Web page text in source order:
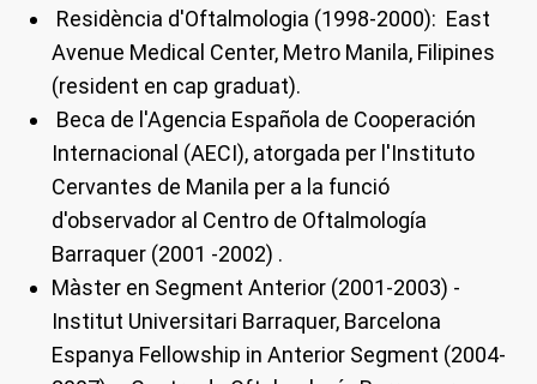
Residència d'Oftalmologia (1998-2000): East
Avenue Medical Center, Metro Manila, Filipines
(resident en cap graduat).
Beca de l'Agencia Española de Cooperación
Internacional (AECI), atorgada per l'Instituto
Cervantes de Manila per a la funció
d'observador al Centro de Oftalmología
Barraquer (2001 -2002) .
Màster en Segment Anterior (2001-2003) -
Institut Universitari Barraquer, Barcelona
Espanya Fellowship in Anterior Segment (2004-